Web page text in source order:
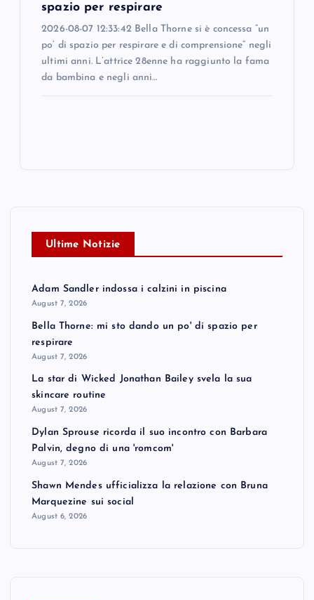
spazio per respirare
2026-08-07 12:33:42 Bella Thorne si è concessa “un
po’ di spazio per respirare e di comprensione” negli
ultimi anni. L’attrice 28enne ha raggiunto la fama
da bambina e negli anni…
Ultime Notizie
Adam Sandler indossa i calzini in piscina
August 7, 2026
Bella Thorne: mi sto dando un po' di spazio per
respirare
August 7, 2026
La star di Wicked Jonathan Bailey svela la sua
skincare routine
August 7, 2026
Dylan Sprouse ricorda il suo incontro con Barbara
Palvin, degno di una 'romcom'
August 7, 2026
Shawn Mendes ufficializza la relazione con Bruna
Marquezine sui social
August 6, 2026